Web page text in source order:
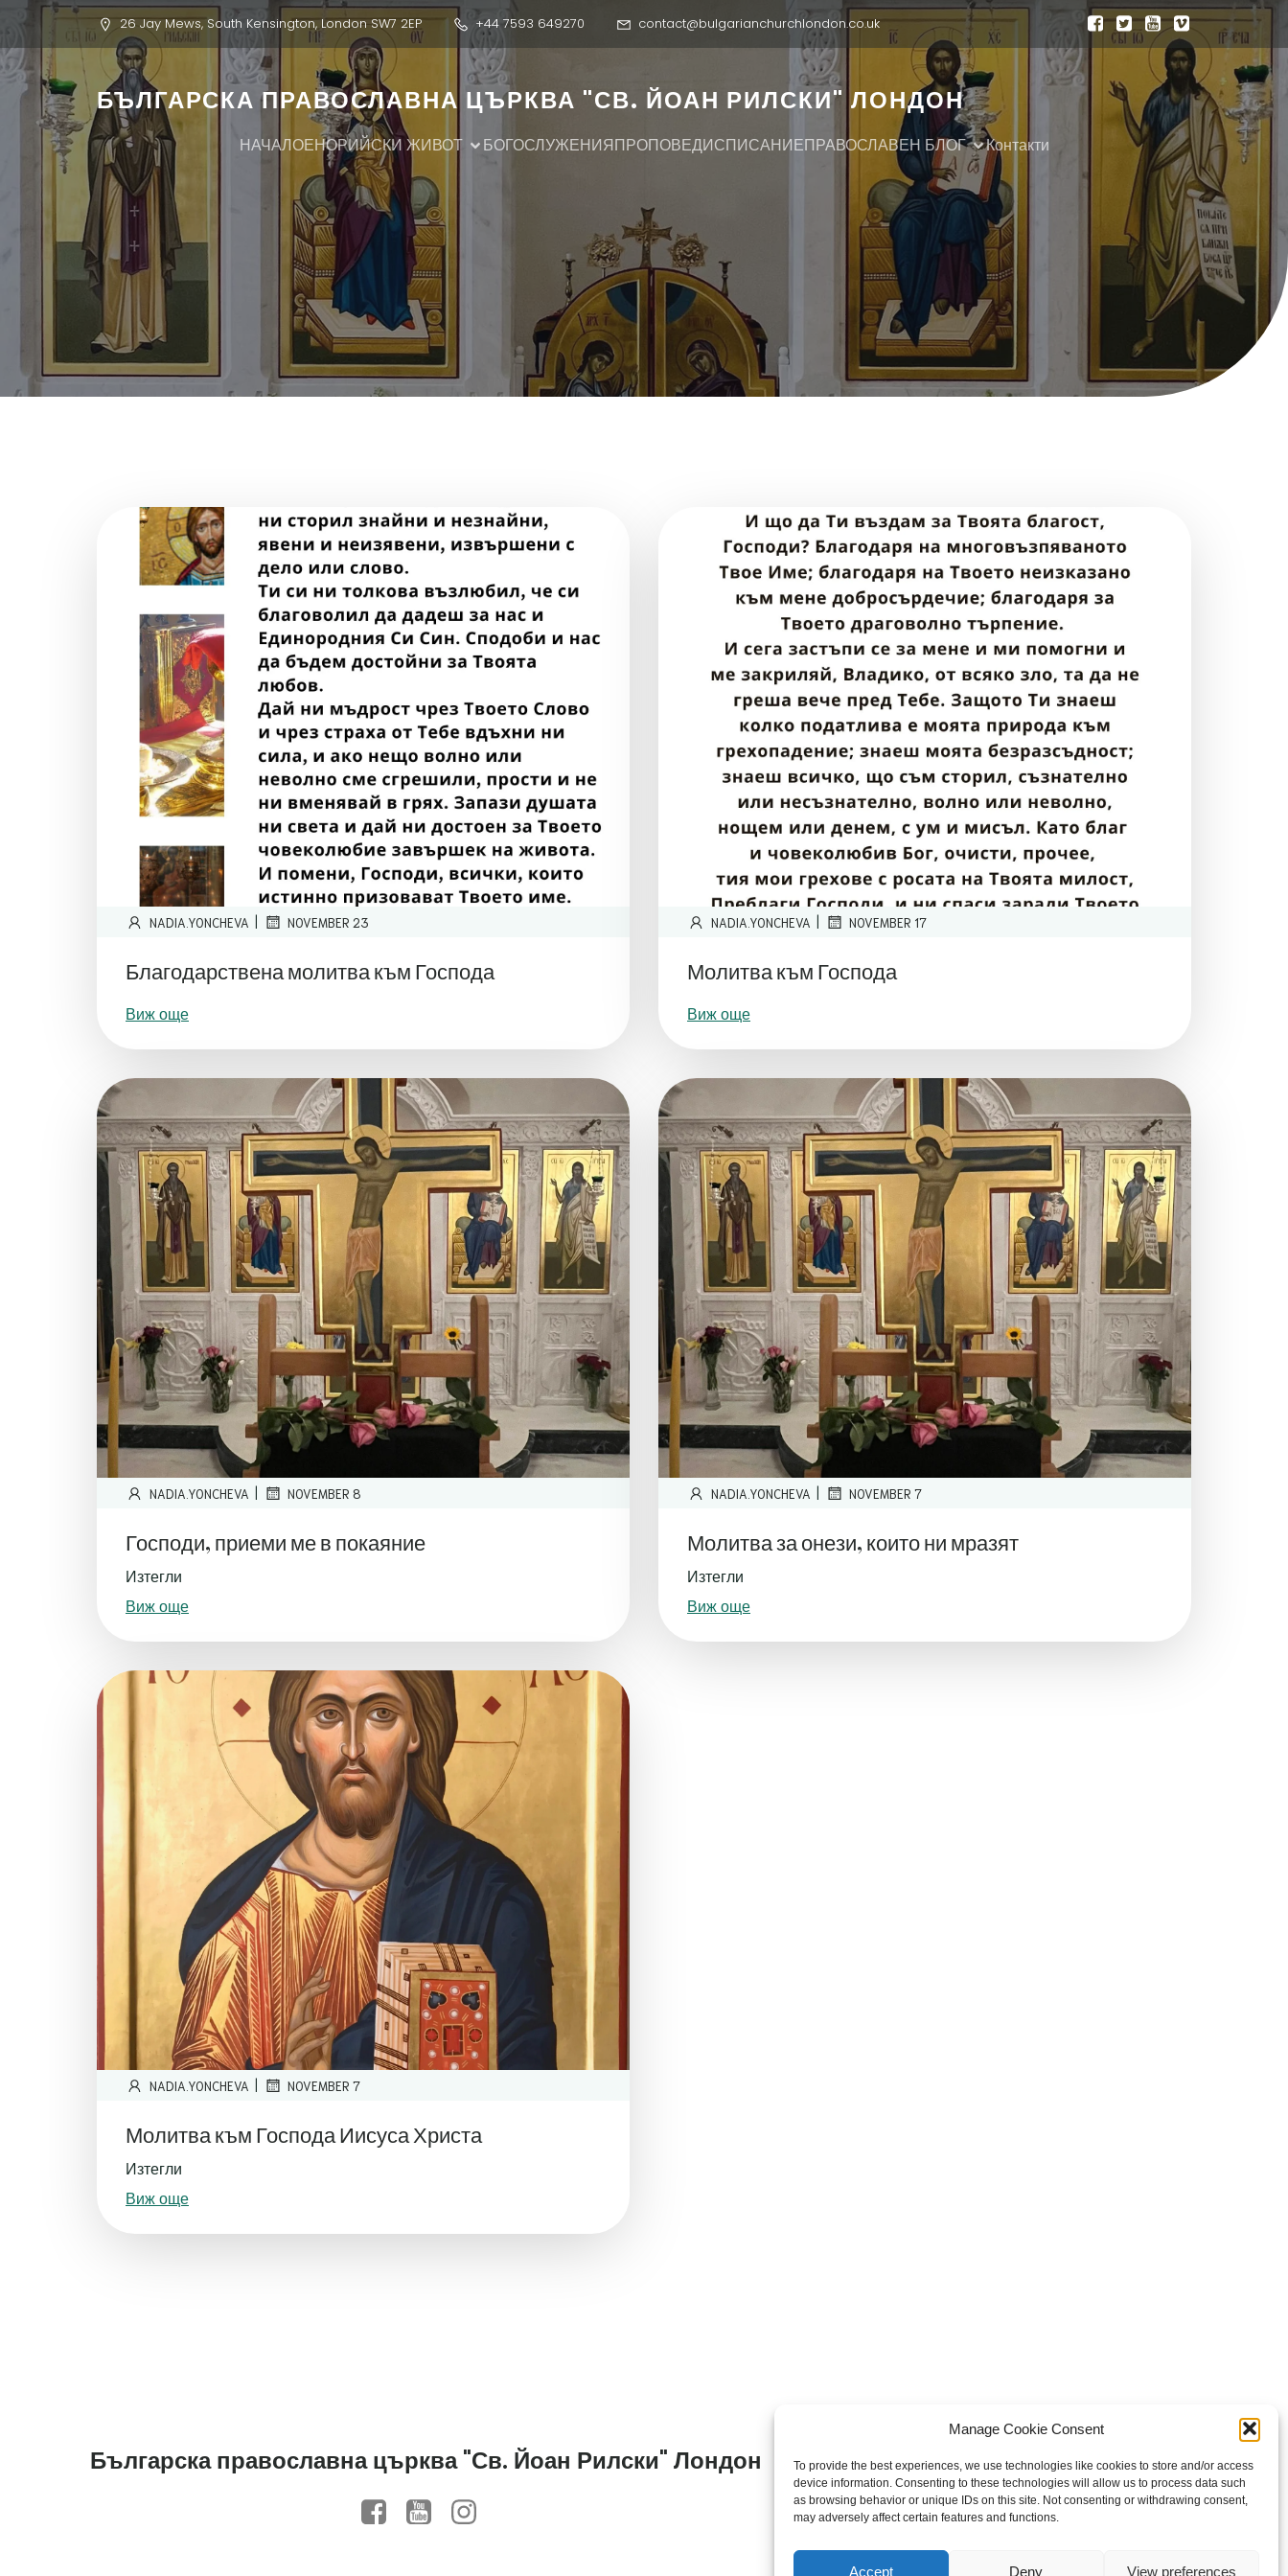
Manage Cookie Consent
To provide the best experiences, we use technologies like cookies to store and/or access
device information. Consenting to these technologies will allow us to process data such
as browsing behavior or unique IDs on this site. Not consenting or withdrawing consent,
may adversely affect certain features and functions.
Accept Deny View preferences
26 Jay Mews, South Kensington, London SW7 2EP +44 7593 649270 contact@bulgarianchurchlondon.co.uk
БЪЛГАРСКА ПРАВОСЛАВНА ЦЪРКВА "СВ. ЙОАН РИЛСКИ" ЛОНДОН
НАЧАЛОЕНОРИЙСКИ ЖИВОТ БОГОСЛУЖЕНИЯПРОПОВЕДИСПИСАНИЕПРАВОСЛАВЕН БЛОГ Контакти
NADIA.YONCHEVA | NOVEMBER 23
Благодарствена молитва към Господа
Виж още
NADIA.YONCHEVA | NOVEMBER 17
Молитва към Господа
Виж още
NADIA.YONCHEVA | NOVEMBER 8
Господи, приеми ме в покаяние
Изтегли
Виж още
NADIA.YONCHEVA | NOVEMBER 7
Молитва за онези, които ни мразят
Изтегли
Виж още
NADIA.YONCHEVA | NOVEMBER 7
Молитва към Господа Иисуса Христа
Изтегли
Виж още
Българска православна църква "Св. Йоан Рилски" Лондон
The Bulgarian Orthodox Community of St John
Charity number: 1199201
© 2026 Българска православна църква “Св. Йоан
Рилски” Лондон. Created for free using WordPress